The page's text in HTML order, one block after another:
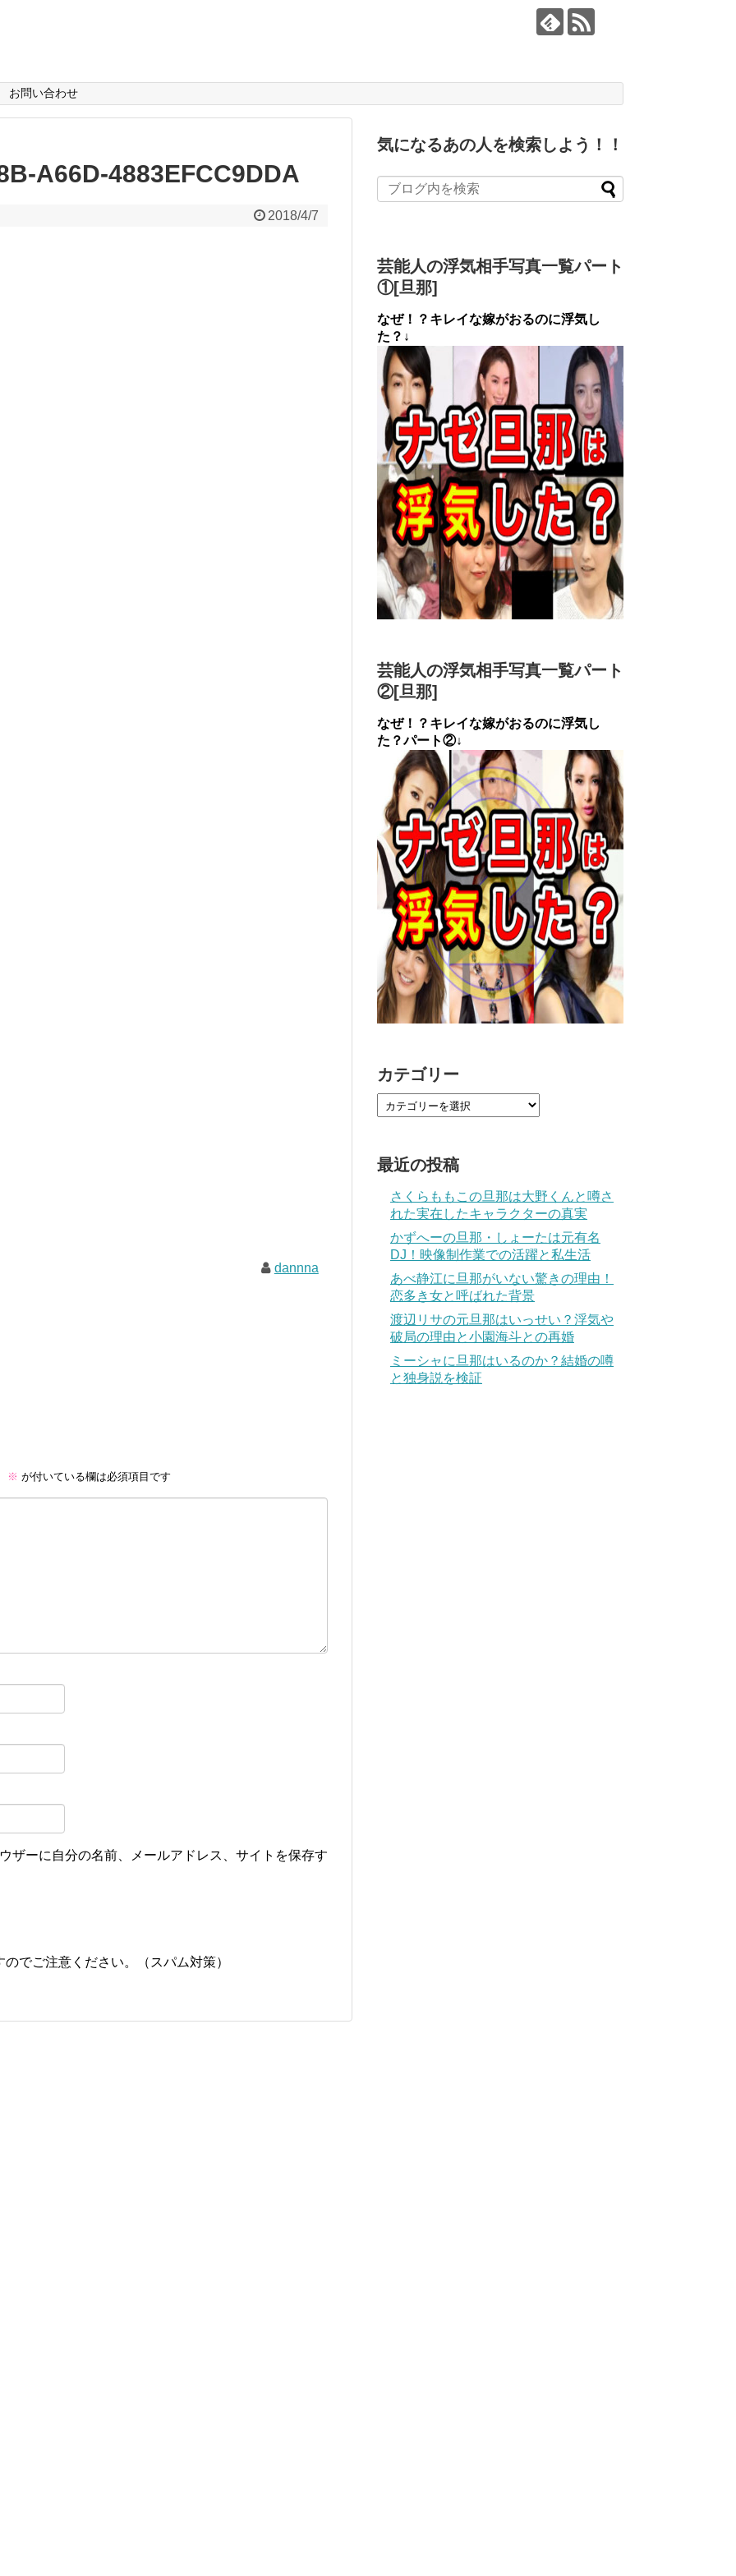
お問い合わせ
A66D-4883EFCC9DDA
2018/4/7
dannna
※ が付いている欄は必須項目です
ザーに自分の名前、メールアドレス、サイトを保存す
でご注意ください。（スパム対策）
気になるあの人を検索しよう！！
芸能人の浮気相手写真一覧パート
①[旦那]
なぜ！？キレイな嫁がおるのに浮気し
た？↓
芸能人の浮気相手写真一覧パート
②[旦那]
なぜ！？キレイな嫁がおるのに浮気し
た？パート②↓
カテゴリー
最近の投稿
さくらももこの旦那は大野くんと噂さ
れた実在したキャラクターの真実
かずへーの旦那・しょーたは元有名
DJ！映像制作業での活躍と私生活
あべ静江に旦那がいない驚きの理由！
恋多き女と呼ばれた背景
渡辺リサの元旦那はいっせい？浮気や
破局の理由と小園海斗との再婚
ミーシャに旦那はいるのか？結婚の噂
と独身説を検証